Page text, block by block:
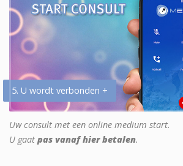
5. U wordt verbonden +
Uw consult met een online medium start.
U gaat pas vanaf hier betalen.